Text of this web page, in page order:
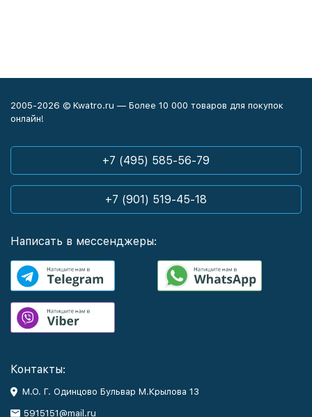
2005-2026 © Kwatro.ru — Более 10 000 товаров для покупок
онлайн!
+7 (495) 585-56-79
+7 (901) 519-45-18
Написать в мессенджеры:
Контакты:
М.О. Г. Одинцово Бульвар М.Крылова 13
5915151@mail.ru